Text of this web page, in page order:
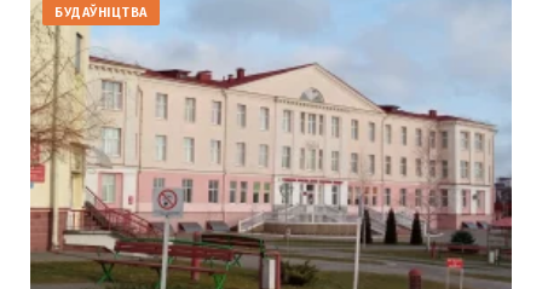
БУДАЎНІЦТВА